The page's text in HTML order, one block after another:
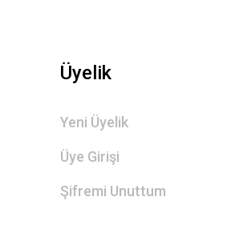
Üyelik
Yeni Üyelik
Üye Girişi
Şifremi Unuttum